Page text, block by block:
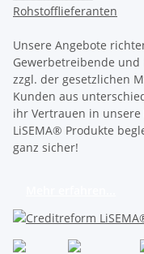
Rohstofflieferanten
Unsere Angebote
Gewerbetreibende
zzgl. der gesetzlichen
Kunden aus
ihr Vertrauen in unsere
LiSEMA® Produkte
ganz sicher!